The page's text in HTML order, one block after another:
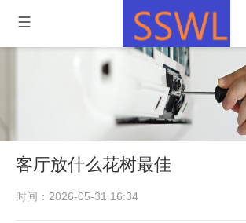
客厅放什么花树最佳
时间：2026-05-31 16:34